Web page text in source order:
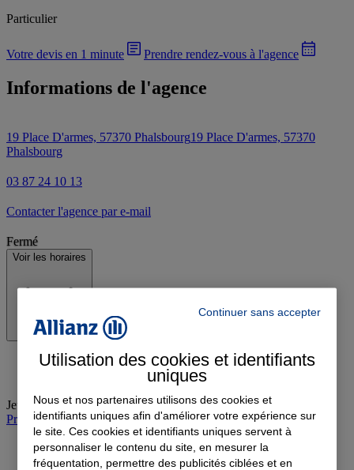
Particulier
Votre devis en 1 minute Prendre rendez-vous à l'agence
Informations de l'agence
19 Place D'armes, 57370 Phalsbourg19 Place D'armes, 57370
Phalsbourg
03 87 24 10 13
Contacter l'agence par e-mail
Fermé
Voir les horaires
Jeudi : 09:00-12:00, 14:00-18:00
Prendre rendez-vous à l'agence
Continuer sans accepter
Utilisation des cookies et identifiants
uniques
Nous et nos partenaires utilisons des cookies et
identifiants uniques afin d'améliorer votre expérience sur
le site. Ces cookies et identifiants uniques servent à
personnaliser le contenu du site, en mesurer la
fréquentation, permettre des publicités ciblées et en